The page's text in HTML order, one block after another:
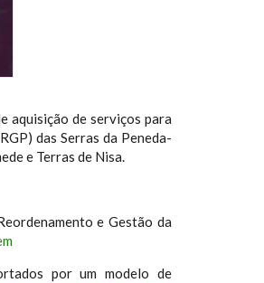
aquisição de serviços para
das Serras da Peneda-
e Terras de Nisa.
e Gestão da
por um modelo de